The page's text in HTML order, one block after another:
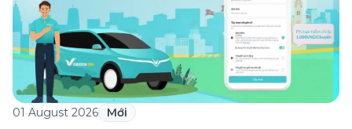
01 August 2026 Mới